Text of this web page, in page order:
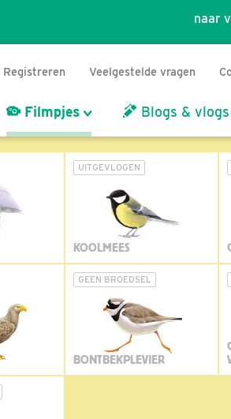
naar
Registreren Veelgestelde vragen
Filmpjes Blogs & vlogs
UITGEVLOGEN
KOOLMEES
GEEN BROEDSEL
BONTBEKPLEVIER